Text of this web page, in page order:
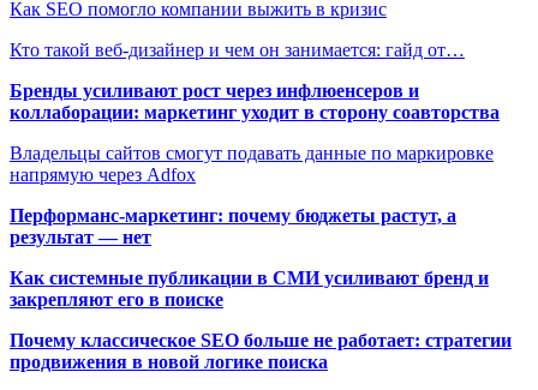
Как SEO помогло компании выжить в кризис
Кто такой веб-дизайнер и чем он занимается: гайд от…
Бренды усиливают рост через инфлюенсеров и
коллаборации: маркетинг уходит в сторону соавторства
Владельцы сайтов смогут подавать данные по маркировке
напрямую через Adfox
Перформанс-маркетинг: почему бюджеты растут, а
результат — нет
Как системные публикации в СМИ усиливают бренд и
закрепляют его в поиске
Почему классическое SEO больше не работает: стратегии
продвижения в новой логике поиска